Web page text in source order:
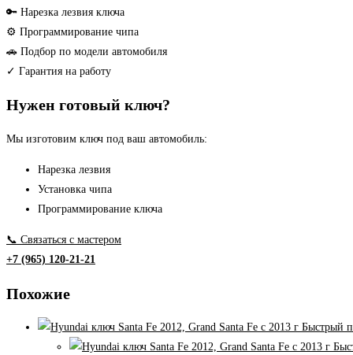
лезвие
смарт
ключа
(
)
🔑 Нарезка лезвия ключа
⚙ Программирование чипа
🚗 Подбор по модели автомобиля
✓ Гарантия на работу
Нужен готовый ключ?
Мы изготовим ключ под ваш автомобиль:
Нарезка лезвия
Установка чипа
Программирование ключа
📞 Связаться с мастером
+7 (965) 120-21-21
Похожие
Быстрый